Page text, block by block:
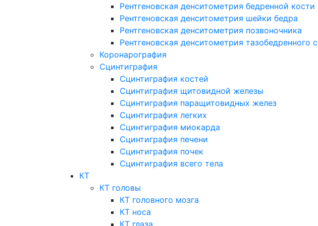
Рентгеновская денситометрия бедренной кости
Рентгеновская денситометрия шейки бедра
Рентгеновская денситометрия позвоночника
Рентгеновская денситометрия тазобедренного
Коронарография
Сцинтиграфия
Сцинтиграфия костей
Сцинтиграфия щитовидной железы
Сцинтиграфия паращитовидных желез
Сцинтиграфия легких
Сцинтиграфия миокарда
Сцинтиграфия печени
Сцинтиграфия почек
Сцинтиграфия всего тела
КТ
КТ головы
КТ головного мозга
КТ носа
КТ глаза